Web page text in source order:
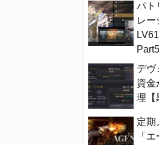
パト
レー
デヴ
資金
理【
定期
「